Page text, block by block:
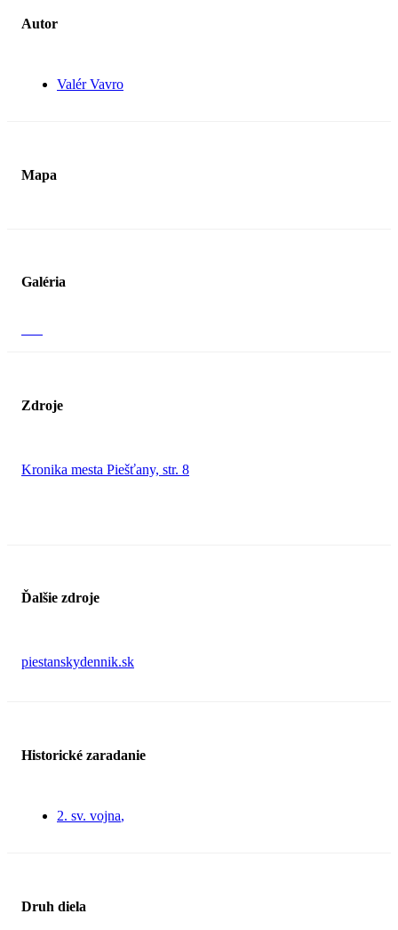
Autor
Valér Vavro
Mapa
Galéria
Zdroje
Kronika mesta Piešťany, str. 8
Ďalšie zdroje
piestanskydennik.sk
Historické zaradanie
2. sv. vojna
Druh diela